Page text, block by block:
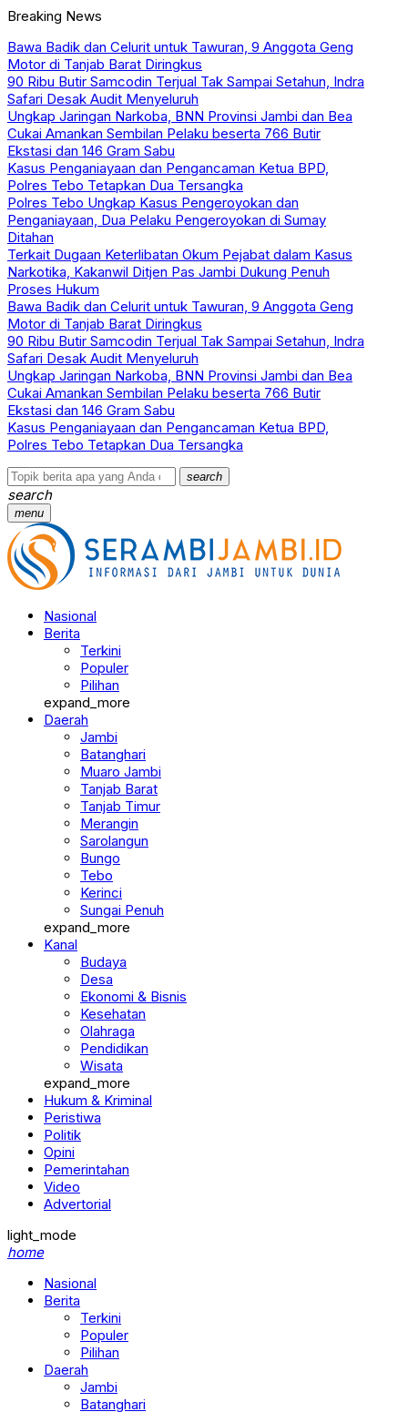
Breaking News
Bawa Badik dan Celurit untuk Tawuran, 9 Anggota Geng
Motor di Tanjab Barat Diringkus
90 Ribu Butir Samcodin Terjual Tak Sampai Setahun, Indra
Safari Desak Audit Menyeluruh
Ungkap Jaringan Narkoba, BNN Provinsi Jambi dan Bea
Cukai Amankan Sembilan Pelaku beserta 766 Butir
Ekstasi dan 146 Gram Sabu
Kasus Penganiayaan dan Pengancaman Ketua BPD,
Polres Tebo Tetapkan Dua Tersangka
Polres Tebo Ungkap Kasus Pengeroyokan dan
Penganiayaan, Dua Pelaku Pengeroyokan di Sumay
Ditahan
Terkait Dugaan Keterlibatan Okum Pejabat dalam Kasus
Narkotika, Kakanwil Ditjen Pas Jambi Dukung Penuh
Proses Hukum
Bawa Badik dan Celurit untuk Tawuran, 9 Anggota Geng
Motor di Tanjab Barat Diringkus
90 Ribu Butir Samcodin Terjual Tak Sampai Setahun, Indra
Safari Desak Audit Menyeluruh
Ungkap Jaringan Narkoba, BNN Provinsi Jambi dan Bea
Cukai Amankan Sembilan Pelaku beserta 766 Butir
Ekstasi dan 146 Gram Sabu
Kasus Penganiayaan dan Pengancaman Ketua BPD,
Polres Tebo Tetapkan Dua Tersangka
search
search
menu
Nasional
Berita
Terkini
Populer
Pilihan
expand_more
Daerah
Jambi
Batanghari
Muaro Jambi
Tanjab Barat
Tanjab Timur
Merangin
Sarolangun
Bungo
Tebo
Kerinci
Sungai Penuh
expand_more
Kanal
Budaya
Desa
Ekonomi & Bisnis
Kesehatan
Olahraga
Pendidikan
Wisata
expand_more
Hukum & Kriminal
Peristiwa
Politik
Opini
Pemerintahan
Video
Advertorial
light_mode
home
Nasional
Berita
Terkini
Populer
Pilihan
Daerah
Jambi
Batanghari